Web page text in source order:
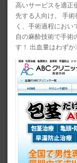
高いサービスを適正
先する人向け。 手
く、手術過程におい
自の麻酔技術で手術
す！ 出血量はわずか